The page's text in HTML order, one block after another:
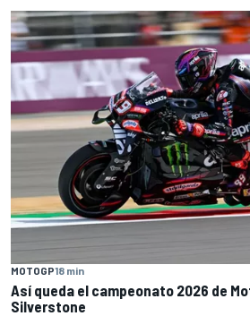
MOTOGP18 min
Así queda el campeonato 2026 de
Silverstone